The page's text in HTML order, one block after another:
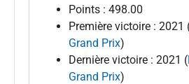
Points : 498.00
Première victoire : 2021
Grand Prix)
Dernière victoire : 2021 (
Grand Prix)